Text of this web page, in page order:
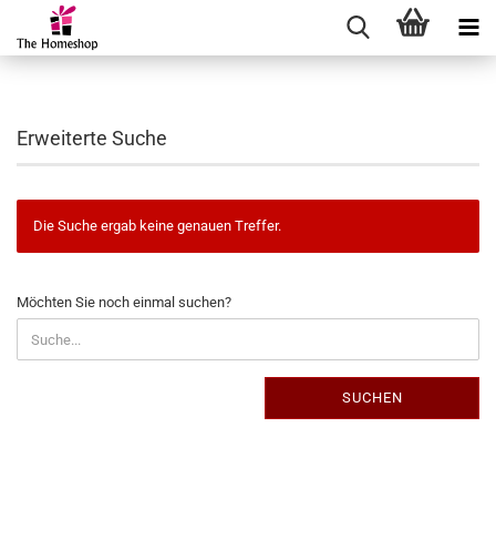
Erweiterte Suche
Die Suche ergab keine genauen Treffer.
MÖCHTEN
SIE
NOCH
EINMAL
Möchten Sie noch einmal suchen?
SUCHEN